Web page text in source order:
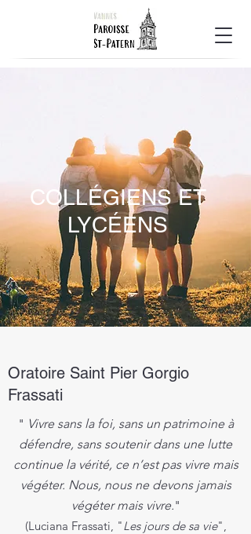
COLLÉGIENS ET
LYCÉENS
Oratoire Saint Pier Gorgio
Frassati
" Vivre sans la foi, sans un patrimoine à
défendre, sans soutenir dans une lutte
continue la vérité, ce n’est pas vivre mais
végéter. Nous, nous ne devons jamais
végéter mais vivre."
(Luciana Frassati, "Les jours de sa vie",